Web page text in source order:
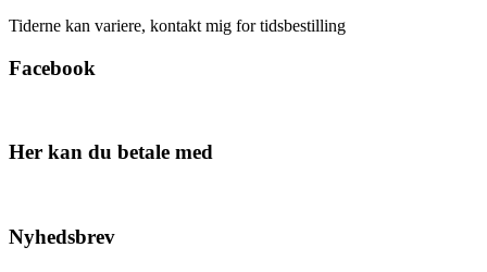
Tiderne kan variere, kontakt mig for tidsbestilling
Facebook
Her kan du betale med
Nyhedsbrev